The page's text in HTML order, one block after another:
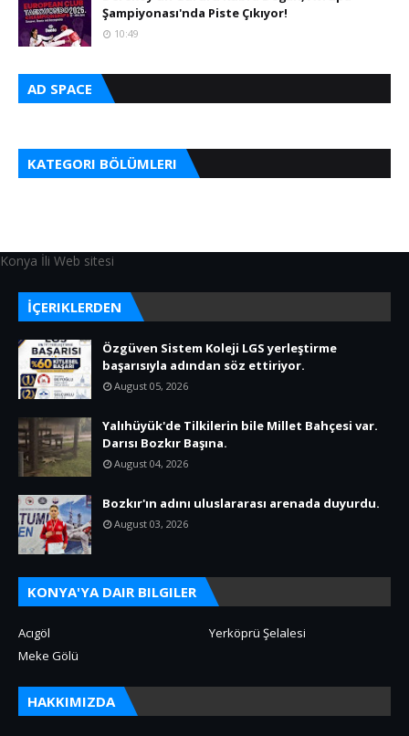
Şampiyonası'nda Piste Çıkıyor!
10:49
AD SPACE
KATEGORI BÖLÜMLERI
Konya İli Web sitesi
İÇERIKLERDEN
Özgüven Sistem Koleji LGS yerleştirme
başarısıyla adından söz ettiriyor.
August 05, 2026
Yalıhüyük'de Tilkilerin bile Millet Bahçesi var.
Darısı Bozkır Başına.
August 04, 2026
Bozkır'ın adını uluslararası arenada duyurdu.
August 03, 2026
KONYA'YA DAIR BILGILER
Acıgöl
Yerköprü Şelalesi
Meke Gölü
HAKKIMIZDA